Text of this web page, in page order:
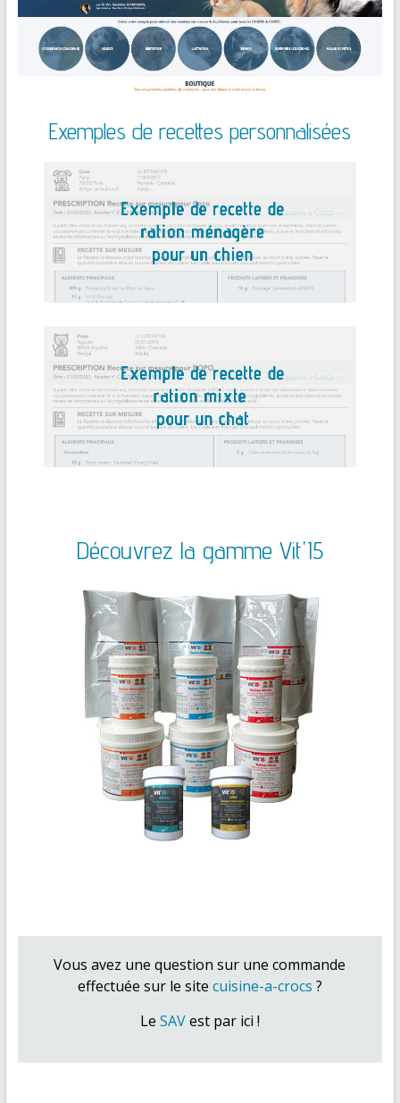
Exemples de recettes personnalisées
Découvrez la gamme Vit'I5
Vous avez une question sur une commande
effectuée sur le site cuisine-a-crocs ?
Le SAVest par ici !